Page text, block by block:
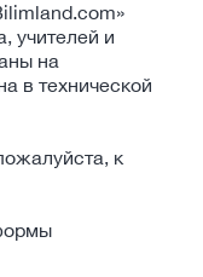
учителей и
на
в технической
к